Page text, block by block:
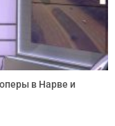
в Нарве и